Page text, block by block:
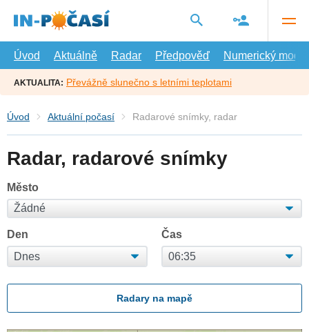
hlavní
Úvod
Aktuálně Radar Předpověď Numerický model
AKTUALITA: Převážně slunečno s letními teplotami
Úvod Aktuální počasí Radarové snímky, radar
Radar, radarové snímky
Město
Den Čas
Radary na mapě